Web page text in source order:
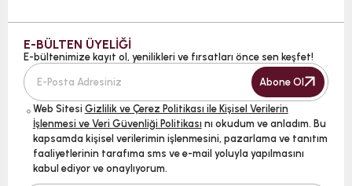
E-BÜLTEN ÜYELİĞİ
E-bültenimize kayıt ol, yenilikleri ve fırsatları önce sen keşfet!
Abone Ol
Web Sitesi Gizlilik ve Çerez Politikası ile Kişisel Verilerin
İşlenmesi ve Veri Güvenliği Politikası nı okudum ve anladım. Bu
kapsamda kişisel verilerimin işlenmesini, pazarlama ve tanıtım
faaliyetlerinin tarafıma sms ve e-mail yoluyla yapılmasını
kabul ediyor ve onaylıyorum.